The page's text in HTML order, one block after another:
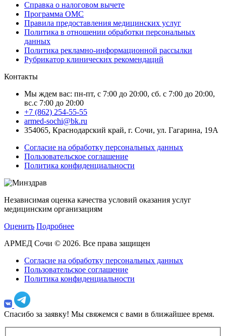
Справка о налоговом вычете
Программа ОМС
Правила предоставления медицинских услуг
Политика в отношении обработки персональных
данных
Политика рекламно-информационной рассылки
Рубрикатор клинических рекомендаций
Контакты
Мы ждем вас: пн-пт, с 7:00 до 20:00, сб. с 7:00 до 20:00,
вс.с 7:00 до 20:00
+7 (862) 254-55-55
armed-sochi@bk.ru
354065, Краснодарский край, г. Сочи, ул. Гагарина, 19А
Согласие на обработку персональных данных
Пользовательское соглашение
Политика конфиденциальности
Независимая оценка качества условий оказания услуг
медицинским организациям
Оценить Подробнее
АРМЕД Сочи © 2026. Все права защищен
Согласие на обработку персональных данных
Пользовательское соглашение
Политика конфиденциальности
Спасибо за заявку! Мы свяжемся с вами в ближайшее время.